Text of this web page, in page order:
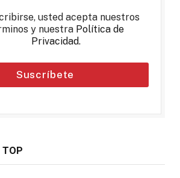
usted acepta nuestros
y nuestra Política de
Privacidad.
Suscríbete
TOP